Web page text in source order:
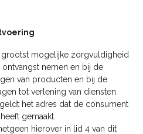
mogelijke zorgvuldigheid
nemen en bij de
van producten en bij de
tot verlening van diensten.
het adres dat de consument
gemaakt.
hierover in lid 4 van dit